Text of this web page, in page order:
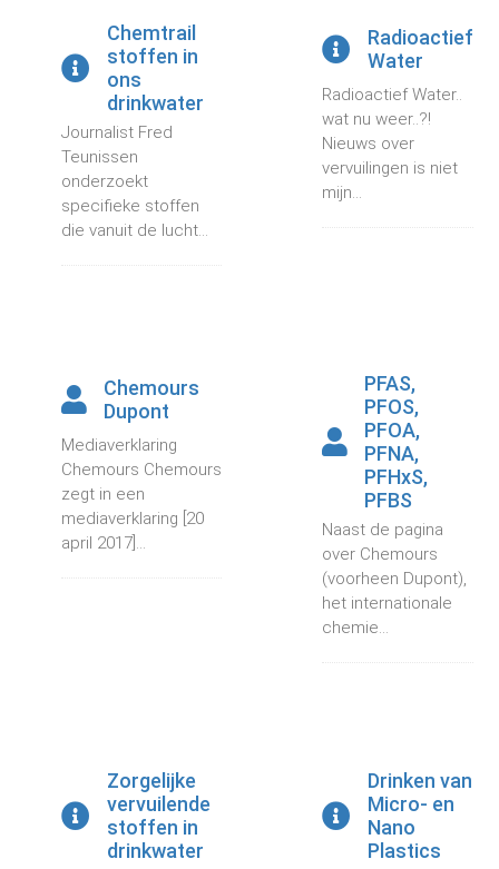
Chemtrail
stoffen in
ons
drinkwater
Journalist Fred
Teunissen
onderzoekt
specifieke stoffen
die vanuit de lucht...
Radioactief
Water
Radioactief Water..
wat nu weer..?!
Nieuws over
vervuilingen is niet
mijn...
Chemours
Dupont
Mediaverklaring
Chemours Chemours
zegt in een
mediaverklaring [20
april 2017]...
PFAS,
PFOS,
PFOA,
PFNA,
PFHxS,
PFBS
Naast de pagina
over Chemours
(voorheen Dupont),
het internationale
chemie...
Zorgelijke
vervuilende
stoffen in
drinkwater
Drinken van
Micro- en
Nano
Plastics